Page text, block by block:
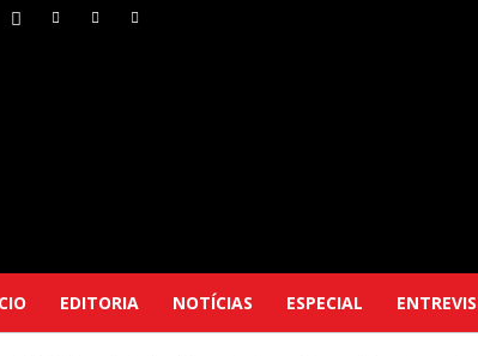
EDITORIA NOTÍCIAS ESPECIAL